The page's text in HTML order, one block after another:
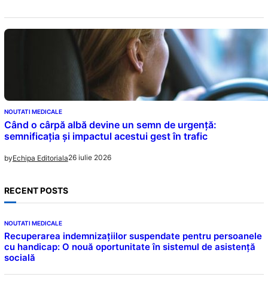
NOUTATI MEDICALE
Când o cârpă albă devine un semn de urgență:
semnificația și impactul acestui gest în trafic
byEchipa Editoriala26 iulie 2026
RECENT POSTS
NOUTATI MEDICALE
Recuperarea indemnizațiilor suspendate pentru persoanele
cu handicap: O nouă oportunitate în sistemul de asistență
socială